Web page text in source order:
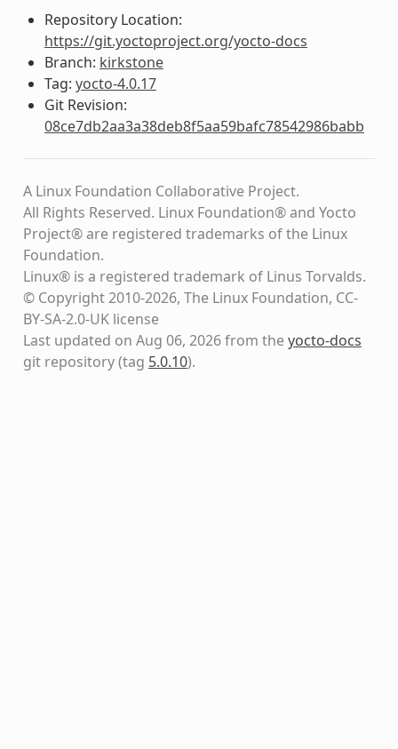
Repository Location:
https://git.yoctoproject.org/yocto-docs
Branch: kirkstone
Tag: yocto-4.0.17
Git Revision:
08ce7db2aa3a38deb8f5aa59bafc78542986babb
A Linux Foundation Collaborative Project.
All Rights Reserved. Linux Foundation® and Yocto
Project® are registered trademarks of the Linux
Foundation.
Linux® is a registered trademark of Linus Torvalds.
© Copyright 2010-2026, The Linux Foundation, CC-
BY-SA-2.0-UK license
Last updated on Aug 06, 2026 from theyocto-docs
git repository(tag 5.0.10).